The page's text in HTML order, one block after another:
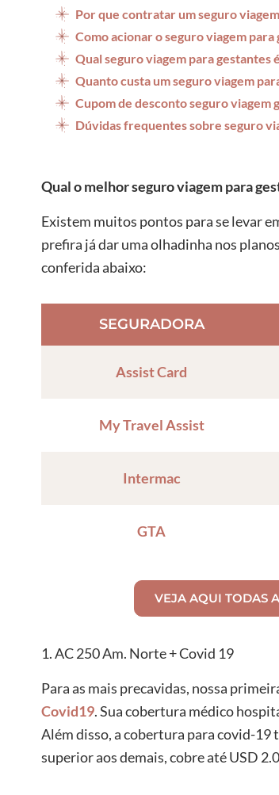
Por que contratar um seguro
Como acionar o seguro viagem para
Qual seguro viagem para gestantes
Quanto custa um seguro viagem
Cupom de desconto seguro viagem
Dúvidas frequentes sobre seguro
Qual o melhor seguro viagem para
Existem muitos pontos para se levar
prefira já dar uma olhadinha nos
conferida abaixo:
SEGURADORA
Assist Card
My Travel Assist
Intermac
GTA
VEJA AQUI TODAS
1. AC 250 Am. Norte + Covid 19
Para as mais precavidas, nossa
Covid19. Sua cobertura médico
Além disso, a cobertura para covid-19
superior aos demais, cobre até USD